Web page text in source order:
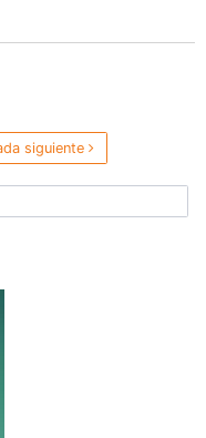
siguiente